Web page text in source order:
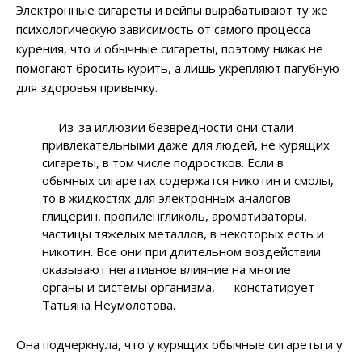
Электронные сигареты и вейпы вырабатывают ту же
психологическую зависимость от самого процесса
курения, что и обычные сигареты, поэтому никак не
помогают бросить курить, а лишь укрепляют пагубную
для здоровья привычку.
— Из-за иллюзии безвредности они стали
привлекательными даже для людей, не курящих
сигареты, в том числе подростков. Если в
обычных сигаретах содержатся никотин и смолы,
то в жидкостях для электронных аналогов —
глицерин, пропиленгликоль, ароматизаторы,
частицы тяжелых металлов, в некоторых есть и
никотин. Все они при длительном воздействии
оказывают негативное влияние на многие
органы и системы организма, — констатирует
Татьяна Неумолотова.
Она подчеркнула, что у курящих обычные сигареты и у